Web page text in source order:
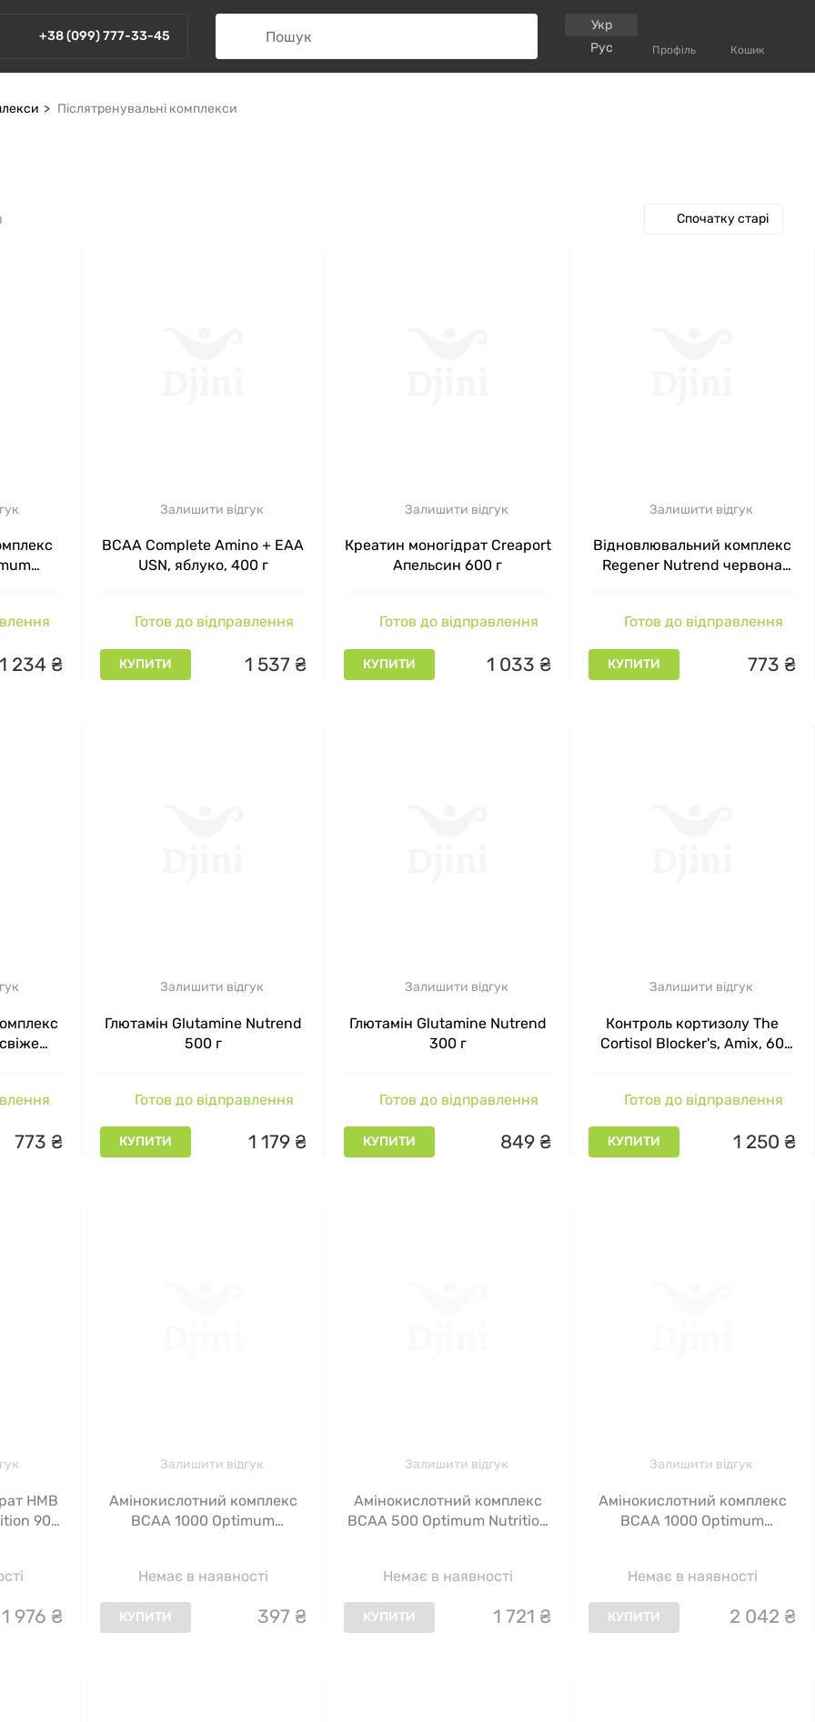
+38 (099) 777-33-45
Укр
Рус
Профіль Кошик
Післятренувальні комплекси
Спочатку старі
1 234 ₴
Залишити відгук
BCAA Complete Amino + EAA
USN, яблуко, 400 г
Готов до відправлення
КУПИТИ 1 537 ₴
Залишити відгук
Креатин моногідрат Creaport
Апельсин 600 г
Готов до відправлення
КУПИТИ 1 033 ₴
Залишити відгук
Відновлювальний комплекс
Regener Nutrend червона
Готов до відправлення
КУПИТИ 773 ₴
773 ₴
Залишити відгук
Глютамін Glutamine Nutrend
500 г
Готов до відправлення
КУПИТИ 1 179 ₴
Залишити відгук
Глютамін Glutamine Nutrend
300 г
Готов до відправлення
КУПИТИ 849 ₴
Залишити відгук
Контроль кортизолу The
Cortisol Blocker's, Amix, 60
Готов до відправлення
КУПИТИ 1 250 ₴
HMB
90
1 976 ₴
Залишити відгук
Амінокислотний комплекс
BCAA 1000 Optimum
Немає в наявності
КУПИТИ 397 ₴
Залишити відгук
Амінокислотний комплекс
BCAA 500 Optimum Nutrition
Немає в наявності
КУПИТИ 1 721 ₴
Залишити відгук
Амінокислотний комплекс
BCAA 1000 Optimum
Немає в наявності
КУПИТИ 2 042 ₴